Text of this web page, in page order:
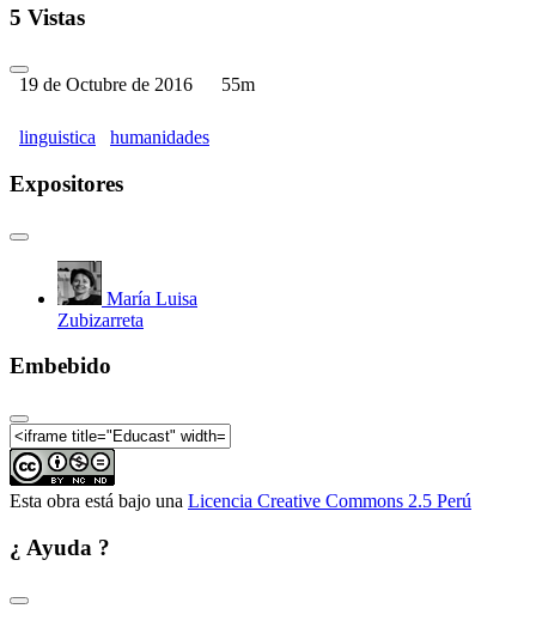
Reunión de la Comisión de Gramática de la ALFAL
5 Vistas
19 de Octubre de 2016 55m
linguistica humanidades
Expositores
María Luisa
Zubizarreta
Embebido
Esta obra está bajo una Licencia Creative Commons 2.5 Perú
¿ Ayuda ?